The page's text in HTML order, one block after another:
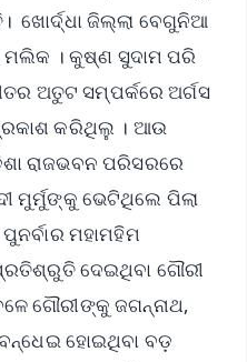
ଖୋର୍ଦ୍ଧା ଜିଲ୍ଲା ବେଗୁନିଆ
ମଲିକ । କୁଷ୍ଣ ସୁଦାମ ପରି
ଅତୁଟ ସମ୍ପର୍କରେ ଅର୍ଗସ
କରିଥିଲୁ । ଆଉ
ରାଜଭବନ ପରିସରରେ
ମୁର୍ମୁଙ୍କୁ ଭେଟିଥିଲେ ପିଲା
ମହାମହିମ
ଦେଇଥିବା ଗୌରୀ
ଗୌରୀଙ୍କୁ ଜଗନ୍ନାଥ,
ହୋଇଥିବା ବଡ଼